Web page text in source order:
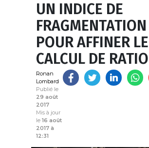
UN INDICE DE
FRAGMENTATION
POUR AFFINER LE
CALCUL DE
Ronan
Lombard
Publié le
29 août
2017
Mis à jour
le 16 août
2017 à
12:31